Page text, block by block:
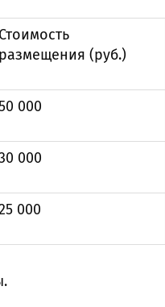
Стоимость
размещения (руб.)
000
000
000